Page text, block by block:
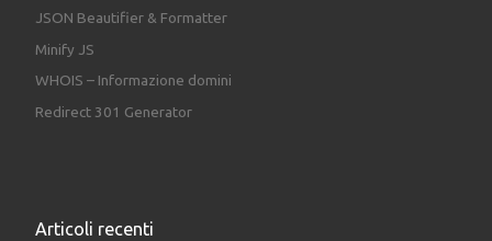
JSON Beautifier & Formatter
Minify JS
WHOIS – Informazione domini
Redirect 301 Generator
Articoli recenti